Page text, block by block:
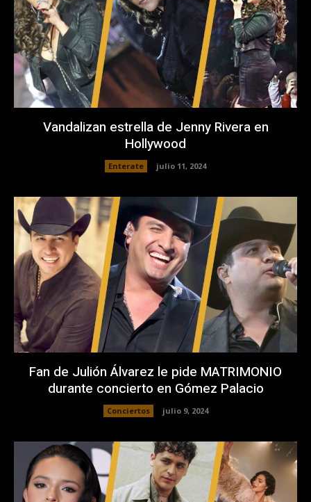
Vandalizan estrella de Jenny Rivera en
Hollywood
Enterate julio 11, 2024
Fan de Julión Álvarez le pide MATRIMONIO
durante concierto en Gómez Palacio
Conciertos julio 9, 2024